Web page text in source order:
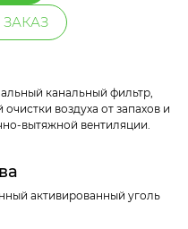
канальный фильтр,
воздуха от запахов и
вытяжной вентиляции.
активированный уголь